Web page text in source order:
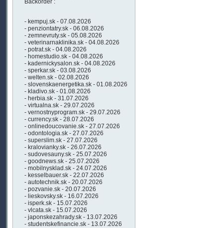
Backorder :
- kempuj.sk - 07.08.2026
- penziontatry.sk - 06.08.2026
- zemnevruty.sk - 05.08.2026
- veterinarnaklinika.sk - 04.08.2026
- potrat.sk - 04.08.2026
- homestudio.sk - 04.08.2026
- kadernickysalon.sk - 04.08.2026
- sperkar.sk - 03.08.2026
- welten.sk - 02.08.2026
- slovenskaenergetika.sk - 01.08.2026
- kladivo.sk - 01.08.2026
- herbia.sk - 31.07.2026
- virtualna.sk - 29.07.2026
- vernostnyprogram.sk - 29.07.2026
- currency.sk - 28.07.2026
- onlinedoucovanie.sk - 27.07.2026
- odontologia.sk - 27.07.2026
- superslim.sk - 27.07.2026
- kralovianky.sk - 26.07.2026
- sudovesauny.sk - 25.07.2026
- goodnews.sk - 25.07.2026
- mobilnysklad.sk - 24.07.2026
- kesselbauer.sk - 22.07.2026
- autotechnik.sk - 20.07.2026
- pozvanie.sk - 20.07.2026
- lieskovsky.sk - 16.07.2026
- isperk.sk - 15.07.2026
- vlcata.sk - 15.07.2026
- japonskezahrady.sk - 13.07.2026
- studentskefinancie.sk - 13.07.2026